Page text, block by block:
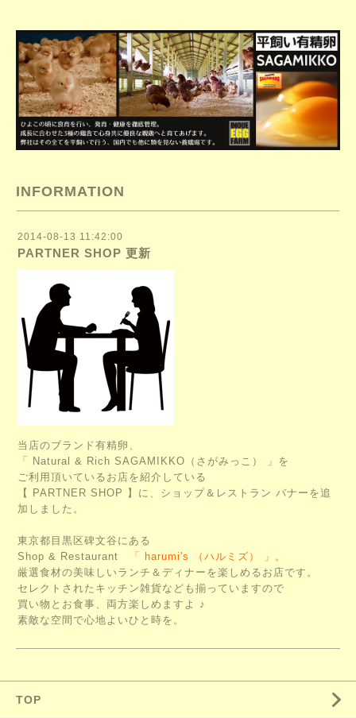
INFORMATION
2014-08-13 11:42:00
PARTNER SHOP 更新
当店のブランド有精卵、
「 Natural & Rich SAGAMIKKO（さがみっこ） 」を
ご利用頂いているお店を紹介している
【 PARTNER SHOP 】に、ショップ＆レストラン バナーを追
加しました。
東京都目黒区碑文谷にある
Shop & Restaurant
「 harumi's （ハルミズ） 」。
厳選食材の美味しいランチ＆ディナーを楽しめるお店です。
セレクトされたキッチン雑貨なども揃っていますので
買い物とお食事、両方楽しめますよ ♪
素敵な空間で心地よいひと時を。
TOP